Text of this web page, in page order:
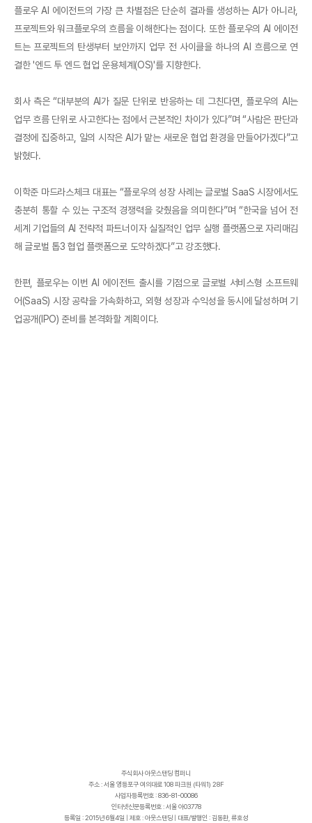
플로우 AI 에이전트의 가장 큰 차별점은 단순히 결과를 생성하는 AI가 아니라,
프로젝트와 워크플로우의 흐름을 이해한다는 점이다. 또한 플로우의 AI 에이전
트는 프로젝트의 탄생부터 보안까지 업무 전 사이클을 하나의 AI 흐름으로 연
결한 '엔드 투 엔드 협업 운용체계(OS)'를 지향한다.
회사 측은 “대부분의 AI가 질문 단위로 반응하는 데 그친다면, 플로우의 AI는
업무 흐름 단위로 사고한다는 점에서 근본적인 차이가 있다”며 “사람은 판단과
결정에 집중하고, 일의 시작은 AI가 맡는 새로운 협업 환경을 만들어가겠다”고
밝혔다.
이학준 마드라스체크 대표는 “플로우의 성장 사례는 글로벌 SaaS 시장에서도
충분히 통할 수 있는 구조적 경쟁력을 갖췄음을 의미한다”며 “한국을 넘어 전
세계 기업들의 AI 전략적 파트너이자 실질적인 업무 실행 플랫폼으로 자리매김
해 글로벌 톱3 협업 플랫폼으로 도약하겠다”고 강조했다.
한편, 플로우는 이번 AI 에이전트 출시를 기점으로 글로벌 서비스형 소프트웨
어(SaaS) 시장 공략을 가속화하고, 외형 성장과 수익성을 동시에 달성하며 기
업공개(IPO) 준비를 본격화할 계획이다.
주식회사 아웃스탠딩 컴퍼니
주소 : 서울 영등포구 여의대로 108 파크원 (타워1) 28F
사업자등록번호 : 836-81-00086
인터넷신문등록번호 : 서울 아03778
등록일 : 2015년 6월4일 | 제호 : 아웃스탠딩 | 대표/발행인 : 김동환, 류호성